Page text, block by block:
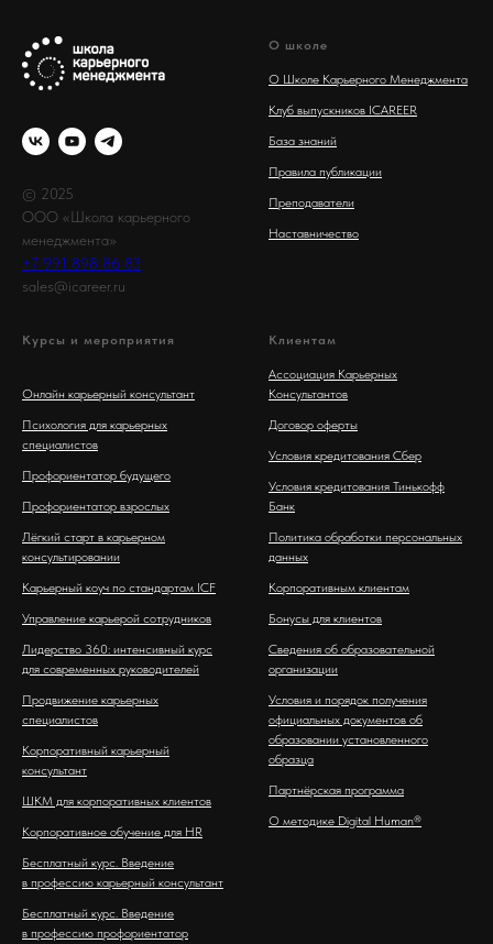
© 2025
ООО «Школа карьерного
менеджмента»
+7 991 898 86 83
sales@icareer.ru
О школе
О Школе Карьерного Менеджмента
Клуб выпускников ICAREER
База знаний
Правила публикации
Преподаватели
Наставничество
Курсы и мероприятия
Онлайн карьерный консультант
Психология для карьерных
специалистов
Профориентатор будущего
Профориентатор взрослых
Лёгкий старт в карьерном
консультировании
Карьерный коуч по стандартам ICF
Управление карьерой сотрудников
Лидерство 360: интенсивный курс
для современных руководителей
Продвижение карьерных
специалистов
Корпоративный карьерный
консультант
ШКМ для корпоративных клиентов
Корпоративное обучение для HR
Бесплатный курс. Введение
в профессию карьерный консультант
Бесплатный курс. Введение
в профессию профориентатор
Клиентам
Ассоциация Карьерных
Консультантов
Договор оферты
Условия кредитования Сбер
Условия кредитования Тинькофф
Банк
Политика обработки персональных
данных
Корпоративным клиентам
Бонусы для клиентов
Сведения об образовательной
организации
Условия и порядок получения
официальных документов об
образовании установленного
образца
Партнёрская программа
О методике Digital Human®